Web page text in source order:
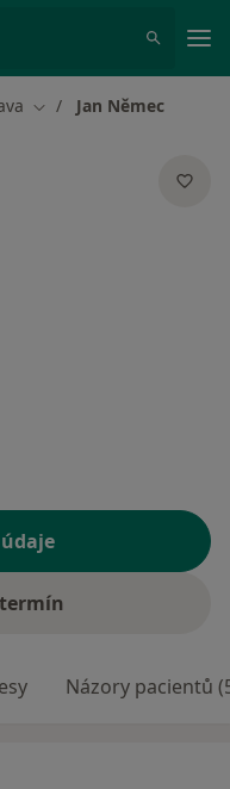
Změna města
Jan Němec
Názory pacientů